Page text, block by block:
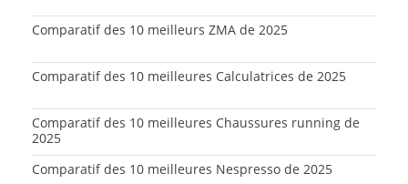
Comparatif des 10 meilleurs ZMA de 2025
Comparatif des 10 meilleures Calculatrices de 2025
Comparatif des 10 meilleures Chaussures running de
2025
Comparatif des 10 meilleures Nespresso de 2025